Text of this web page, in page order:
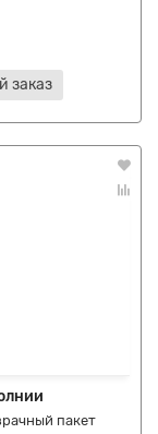
заказ
пакет